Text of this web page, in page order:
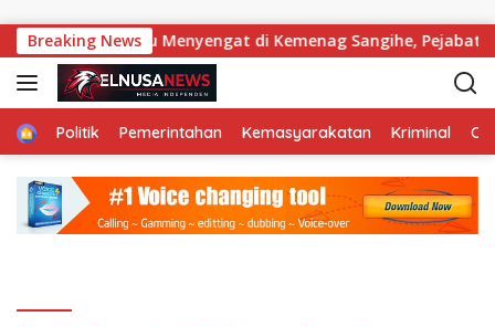
Breaking News
Sertifikasi Guru Menyengat di Kemenag Sangihe, Pejabat
HomePolitik Pemerintahan Kemasyarakatan Kriminal